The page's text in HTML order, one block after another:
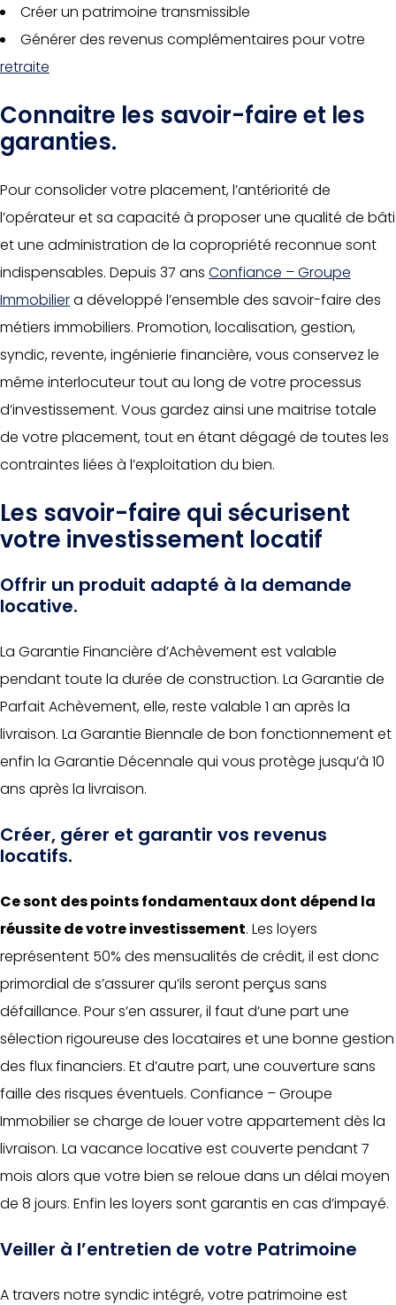
Créer un patrimoine transmissible
Générer des revenus complémentaires pour votre
retraite
Connaitre les savoir-faire et les
garanties.
Pour consolider votre placement, l’antériorité de
l’opérateur et sa capacité à proposer une qualité de bâti
et une administration de la copropriété reconnue sont
indispensables. Depuis 37 ans Confiance – Groupe
Immobiliera développé l’ensemble des savoir-faire des
métiers immobiliers. Promotion, localisation, gestion,
syndic, revente, ingénierie financière, vous conservez le
même interlocuteur tout au long de votre processus
d’investissement. Vous gardez ainsi une maitrise totale
de votre placement, tout en étant dégagé de toutes les
contraintes liées à l’exploitation du bien.
Les savoir-faire qui sécurisent
votre investissement locatif
Offrir un produit adapté à la demande
locative.
La Garantie Financière d’Achèvement est valable
pendant toute la durée de construction. La Garantie de
Parfait Achèvement, elle, reste valable 1 an après la
livraison. La Garantie Biennale de bon fonctionnement et
enfin la Garantie Décennale qui vous protège jusqu’à 10
ans après la livraison.
Créer, gérer et garantir vos revenus
locatifs.
Ce sont des points fondamentaux dont dépend la
réussite de votre investissement. Les loyers
représentent 50% des mensualités de crédit, il est donc
primordial de s’assurer qu’ils seront perçus sans
défaillance. Pour s’en assurer, il faut d’une part une
sélection rigoureuse des locataires et une bonne gestion
des flux financiers. Et d’autre part, une couverture sans
faille des risques éventuels. Confiance – Groupe
Immobilier se charge de louer votre appartement dès la
livraison. La vacance locative est couverte pendant 7
mois alors que votre bien se reloue dans un délai moyen
de 8 jours. Enfin les loyers sont garantis en cas d’impayé.
Veiller à l’entretien de votre Patrimoine
A travers notre syndic intégré, votre patrimoine est